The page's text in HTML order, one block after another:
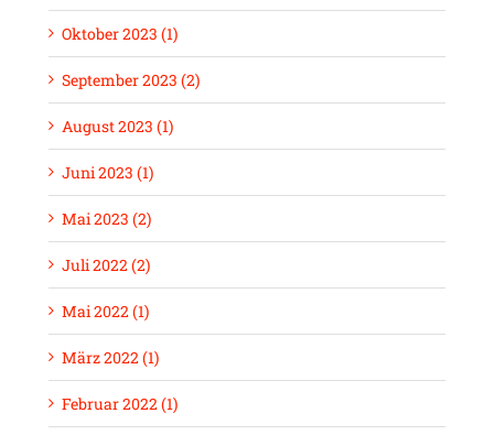
Oktober 2023 (1)
September 2023 (2)
August 2023 (1)
Juni 2023 (1)
Mai 2023 (2)
Juli 2022 (2)
Mai 2022 (1)
März 2022 (1)
Februar 2022 (1)